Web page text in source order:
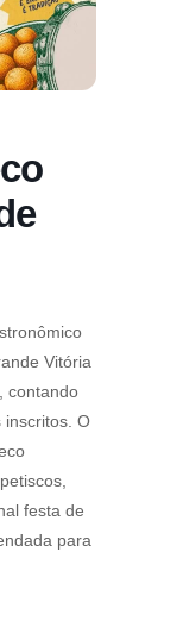
Vitória
contando
inscritos. O
festa de
para